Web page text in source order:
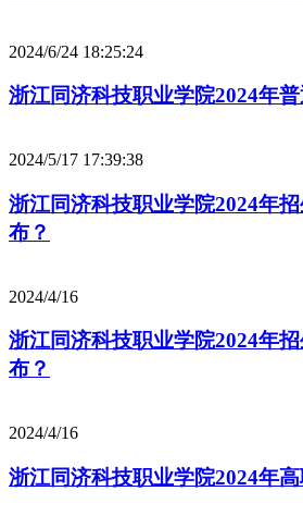
2024/6/24 18:25:24
浙江同济科技职业学院2024年
2024/5/17 17:39:38
浙江同济科技职业学院2024年
布？
2024/4/16
浙江同济科技职业学院2024年
布？
2024/4/16
浙江同济科技职业学院2024年